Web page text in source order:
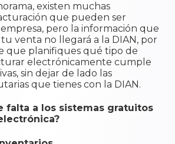
existen muchas
que pueden ser
pero la información que
venta no llegará a la DIAN, por
que planifiques qué tipo de
electrónicamente cumple
sin dejar de lado las
que tienes con la DIAN.
falta a los sistemas gratuitos